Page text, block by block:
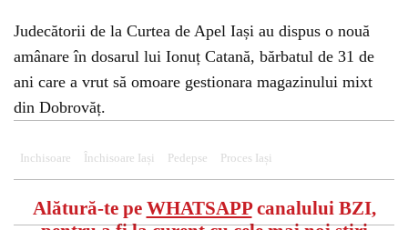
Judecătorii de la Curtea de Apel Iași au dispus o nouă
amânare în dosarul lui Ionuț Catană, bărbatul de 31 de
ani care a vrut să omoare gestionara magazinului mixt
din Dobrovăț.
Inchisoare Închisoare Iași Pedepse Proces Iași
Alătură-te pe WHATSAPPcanalului BZI,